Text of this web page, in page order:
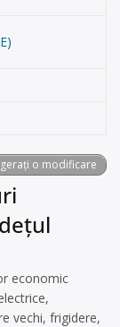
o modificare
economic
vechi, frigidere,